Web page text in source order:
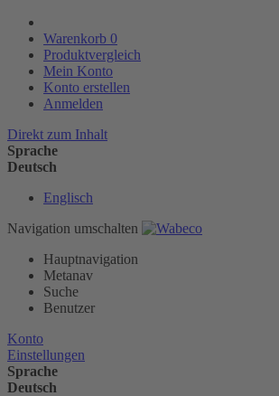
Warenkorb 0
Produktvergleich
Mein Konto
Konto erstellen
Anmelden
Direkt zum Inhalt
Sprache
Deutsch
Englisch
Navigation umschalten
Hauptnavigation
Metanav
Suche
Benutzer
Konto
Einstellungen
Sprache
Deutsch